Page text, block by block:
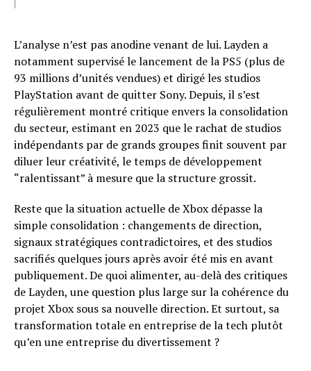
L’analyse n’est pas anodine venant de lui. Layden a
notamment supervisé le lancement de la PS5 (plus de
93 millions d’unités vendues) et dirigé les studios
PlayStation avant de quitter Sony. Depuis, il s’est
régulièrement montré critique envers la consolidation
du secteur, estimant en 2023 que le rachat de studios
indépendants par de grands groupes finit souvent par
diluer leur créativité, le temps de développement
“ralentissant” à mesure que la structure grossit.
Reste que la situation actuelle de Xbox dépasse la
simple consolidation : changements de direction,
signaux stratégiques contradictoires, et des studios
sacrifiés quelques jours après avoir été mis en avant
publiquement. De quoi alimenter, au-delà des critiques
de Layden, une question plus large sur la cohérence du
projet Xbox sous sa nouvelle direction. Et surtout, sa
transformation totale en entreprise de la tech plutôt
qu’en une entreprise du divertissement ?